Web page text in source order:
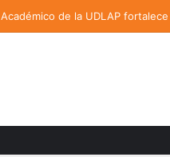
Académico de la UDLAP